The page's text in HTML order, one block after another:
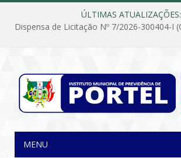
ÚLTIMAS ATUALIZAÇÕES:
MENU